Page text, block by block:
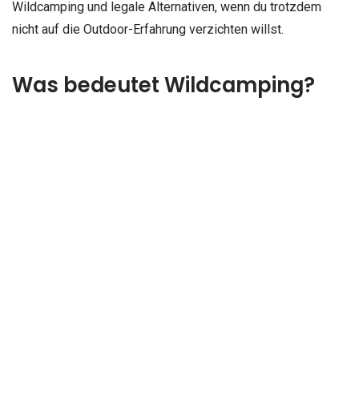
Wildcamping und legale Alternativen, wenn du trotzdem
nicht auf die Outdoor-Erfahrung verzichten willst.
Was bedeutet Wildcamping?